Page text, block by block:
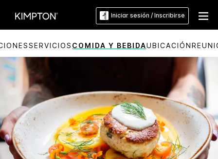
Iniciar sesión / Inscribirse
SERVICIOS COMIDA Y BEBIDAUBICACIÓN